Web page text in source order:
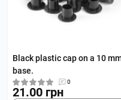
Black plastic cap on a 10
base.
0
21.00 грн